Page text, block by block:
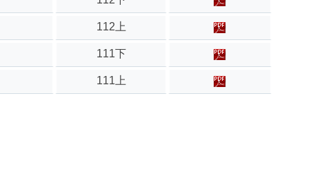
112上
111下
111上